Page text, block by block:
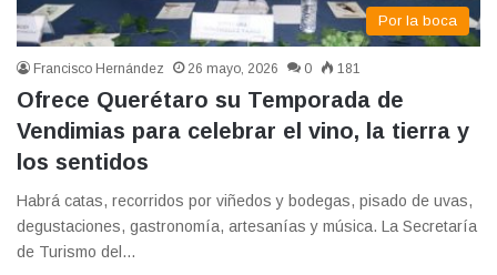
Por la boca
Francisco Hernández 26 mayo, 2026 0 181
Ofrece Querétaro su Temporada de
Vendimias para celebrar el vino, la tierra y
los sentidos
Habrá catas, recorridos por viñedos y bodegas, pisado de uvas,
degustaciones, gastronomía, artesanías y música. La Secretaría
de Turismo del…